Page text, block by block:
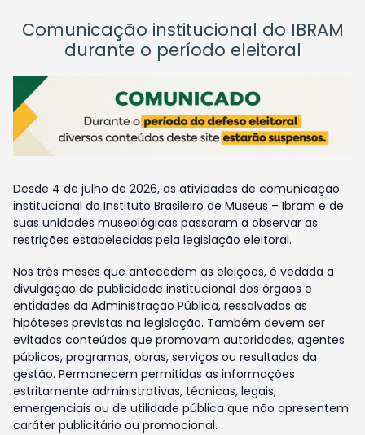
Comunicação institucional do IBRAM
durante o período eleitoral
Desde 4 de julho de 2026, as atividades de comunicação
institucional do Instituto Brasileiro de Museus – Ibram e de
suas unidades museológicas passaram a observar as
restrições estabelecidas pela legislação eleitoral.
Nos três meses que antecedem as eleições, é vedada a
divulgação de publicidade institucional dos órgãos e
entidades da Administração Pública, ressalvadas as
hipóteses previstas na legislação. Também devem ser
evitados conteúdos que promovam autoridades, agentes
públicos, programas, obras, serviços ou resultados da
gestão. Permanecem permitidas as informações
estritamente administrativas, técnicas, legais,
emergenciais ou de utilidade pública que não apresentem
caráter publicitário ou promocional.